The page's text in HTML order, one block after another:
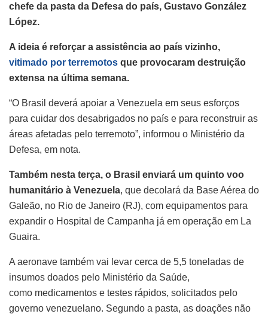
chefe da pasta da Defesa do país, Gustavo González
López.
A ideia é reforçar a assistência ao país vizinho,
vitimado por terremotos que provocaram destruição
extensa na última semana.
“O Brasil deverá apoiar a Venezuela em seus esforços
para cuidar dos desabrigados no país e para reconstruir as
áreas afetadas pelo terremoto”, informou o Ministério da
Defesa, em nota.
Também nesta terça, o Brasil enviará um quinto voo
humanitário à Venezuela, que decolará da Base Aérea do
Galeão, no Rio de Janeiro (RJ), com equipamentos para
expandir o Hospital de Campanha já em operação em La
Guaira.
A aeronave também vai levar cerca de 5,5 toneladas de
insumos doados pelo Ministério da Saúde,
como medicamentos e testes rápidos, solicitados pelo
governo venezuelano. Segundo a pasta, as doações não